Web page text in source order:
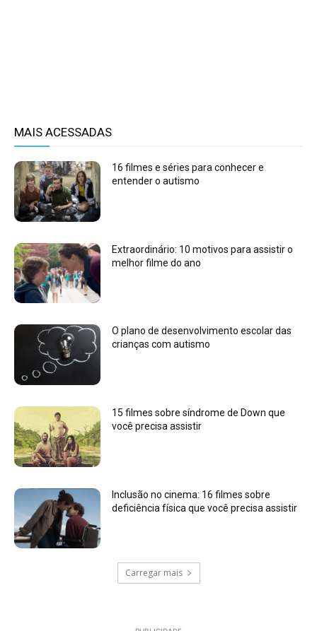
MAIS ACESSADAS
16 filmes e séries para conhecer e
entender o autismo
Extraordinário: 10 motivos para assistir o
melhor filme do ano
O plano de desenvolvimento escolar das
crianças com autismo
15 filmes sobre síndrome de Down que
você precisa assistir
Inclusão no cinema: 16 filmes sobre
deficiência física que você precisa assistir
Carregar mais